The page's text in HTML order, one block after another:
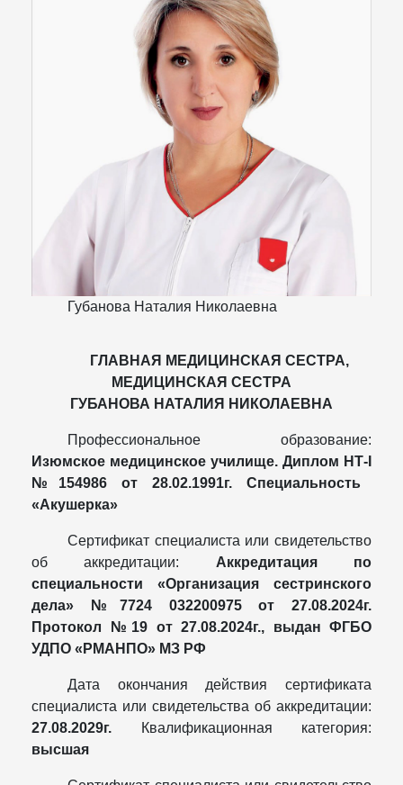
Губанова Наталия Николаевна
ГЛАВНАЯ МЕДИЦИНСКАЯ СЕСТРА,
МЕДИЦИНСКАЯ СЕСТРА
ГУБАНОВА НАТАЛИЯ НИКОЛАЕВНА
Профессиональное образование:
Изюмское медицинское училище. Диплом НТ-
№154986 от 28.02.1991г. Специальность
«Акушерка»
Сертификат специалиста или свидетельство
об аккредитации: Аккредитация по
специальности «Организация сестринского
дела» №7724 032200975 от 27.08.2024г.
Протокол №19 от 27.08.2024г., выдан ФГБО
УДПО «РМАНПО» МЗ РФ
Дата окончания действия сертификата
специалиста или свидетельства об аккредитации:
27.08.2029г. Квалификационная категория:
высшая